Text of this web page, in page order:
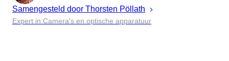
Samengesteld door Thorsten Pöllath
Expert in Camera's en optische apparatuur